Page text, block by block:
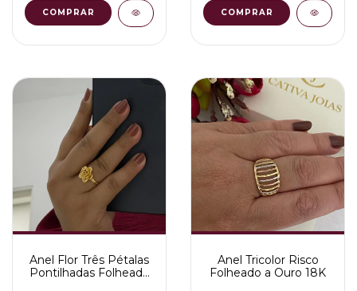
COMPRAR COMPRAR
Anel Flor Três Pétalas
Pontilhadas Folheado
Anel Tricolor Risco
Folheado a Ouro 18K